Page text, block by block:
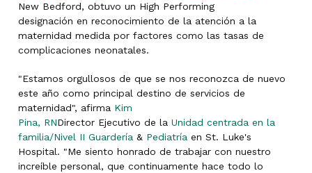
New Bedford, obtuvo un High Performing
designación en reconocimiento de la atención a la
maternidad medida por factores como las tasas de
complicaciones neonatales.
"Estamos orgullosos de que se nos reconozca de nuevo
este año como principal destino de servicios de
maternidad", afirma Kim
Pina, RNDirector Ejecutivo de la Unidad centrada en la
familia/Nivel II Guardería & Pediatría en St. Luke's
Hospital. "Me siento honrado de trabajar con nuestro
increíble personal, que continuamente hace todo lo